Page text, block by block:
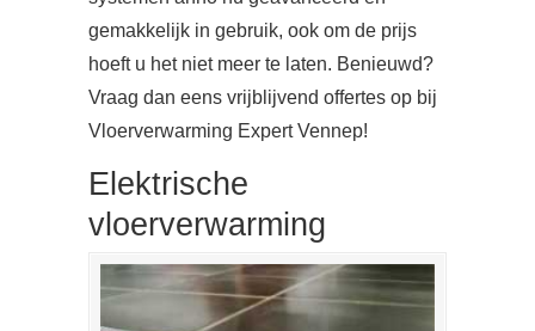
gemakkelijk in gebruik, ook om de prijs
hoeft u het niet meer te laten. Benieuwd?
Vraag dan eens vrijblijvend offertes op bij
Vloerverwarming Expert Vennep!
Elektrische
vloerverwarming